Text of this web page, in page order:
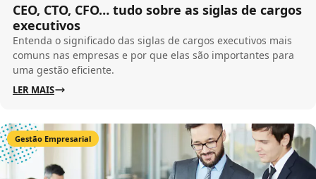
CEO, CTO, CFO… tudo sobre as siglas de cargos
executivos
Entenda o significado das siglas de cargos executivos mais
comuns nas empresas e por que elas são importantes para
uma gestão eficiente.
LER MAIS
Gestão Empresarial